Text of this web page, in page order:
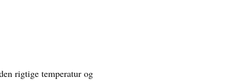
rigtige temperatur og